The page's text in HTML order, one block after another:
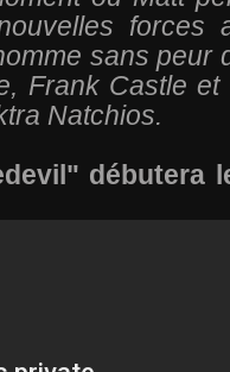
forces
sans peur
Frank Castle
Natchios.
débutera